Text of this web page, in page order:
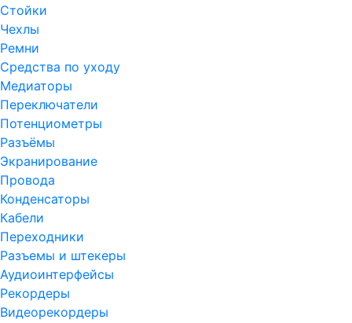
Стойки
Чехлы
Ремни
Средства по уходу
Медиаторы
Переключатели
Потенциометры
Разъёмы
Экранирование
Провода
Конденсаторы
Кабели
Переходники
Разъемы и штекеры
Аудиоинтерфейсы
Рекордеры
Видеорекордеры